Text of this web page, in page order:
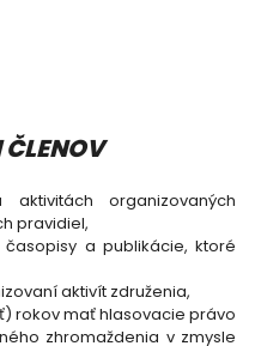
organizovaných
pravidiel,
a publikácie, ktoré
aktivít združenia,
rokov mať hlasovacie právo
zhromaždenia v zmysle